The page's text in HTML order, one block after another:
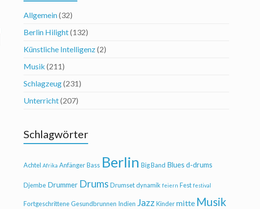
Allgemein(32)
Berlin Hilight(132)
Künstliche Intelligenz(2)
Musik (211)
Schlagzeug(231)
Unterricht(207)
Schlagwörter
Achtel Afrika AnfängerBass Berlin Big Band Blues d-drums
Djembe Drummer Drums Drumsetdynamik feiern Fest festival
FortgeschritteneGesundbrunnen Indien Jazz Kindermitte Musik